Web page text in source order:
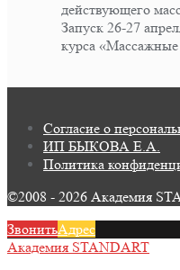
действующего
Запуск 26-27
курса
Согласие о
ИП БЫКОВА Е.А.
Политика
©2008 - 2026 Академия
ЗвонитьАдрес
Академия STANDART